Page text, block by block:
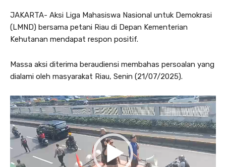
JAKARTA- Aksi Liga Mahasiswa Nasional untuk Demokrasi
(LMND) bersama petani Riau di Depan Kementerian
Kehutanan mendapat respon positif.
Massa aksi diterima beraudiensi membahas persoalan yang
dialami oleh masyarakat Riau, Senin (21/07/2025).
P
e
m
u
t
a